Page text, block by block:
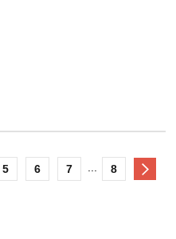
5 6 7 8